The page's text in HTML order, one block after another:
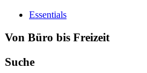
Essentials
Von Büro bis Freizeit
Suche